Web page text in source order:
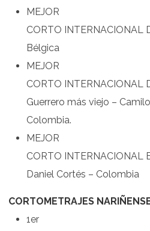
MEJOR
CORTO INTERNACIONAL
Bélgica
MEJOR
CORTO INTERNACIONAL
Guerrero más viejo –
Colombia.
MEJOR
CORTO INTERNACIONAL
Daniel Cortés – Colombia
CORTOMETRAJES
1er